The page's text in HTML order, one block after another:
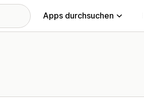
Apps durchsuchen